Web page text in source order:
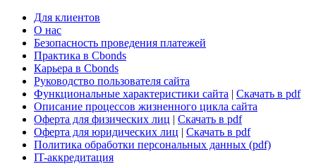
Для клиентов
О нас
Безопасность проведения платежей
Практика в Cbonds
Карьера в Cbonds
Руководство пользователя сайта
Функциональные характеристики сайта | Скачать в pdf
Описание процессов жизненного цикла сайта
Оферта для физических лиц | Скачать в pdf
Оферта для юридических лиц | Скачать в pdf
Политика обработки персональных данных (pdf)
IT-аккредитация